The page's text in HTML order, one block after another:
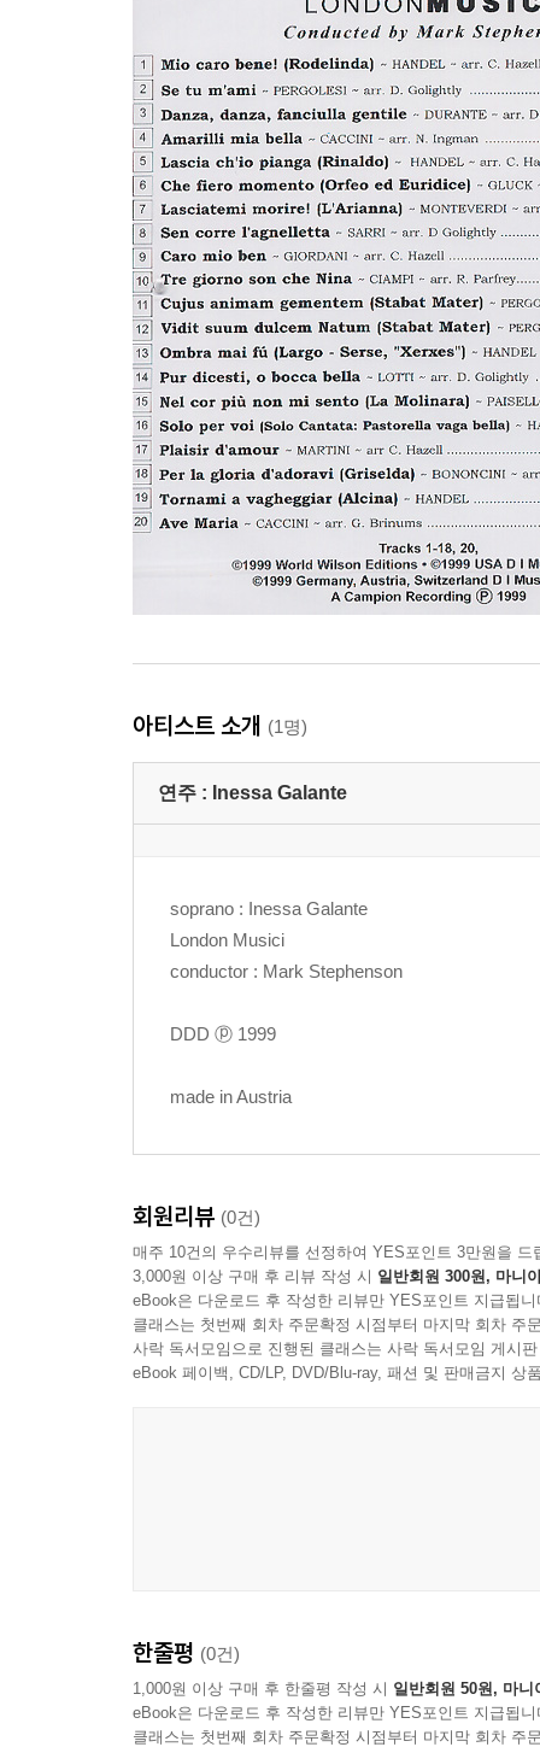
아티스트 소개 (1명)
연주 : Inessa Galante
soprano : Inessa Galante
London Musici
conductor : Mark Stephenson
DDD ⓟ 1999
made in Austria
회원리뷰 (0건)
매주 10건의 우수리뷰를 선정하여 YES포인트 3만원을 드
3,000원 이상 구매 후 리뷰 작성 시 일반회원 300원, 마니
eBook은 다운로드 후 작성한 리뷰만 YES포인트 지급됩니
클래스는 첫번째 회차 주문확정 시점부터 마지막 회차 주
사락 독서모임으로 진행된 클래스는 사락 독서모임 게시
eBook 페이백, CD/LP, DVD/Blu-ray, 패션 및 판매금지 상
한줄평 (0건)
1,000원 이상 구매 후 한줄평 작성 시 일반회원 50원, 마니
eBook은 다운로드 후 작성한 리뷰만 YES포인트 지급됩니
클래스는 첫번째 회차 주문확정 시점부터 마지막 회차 주